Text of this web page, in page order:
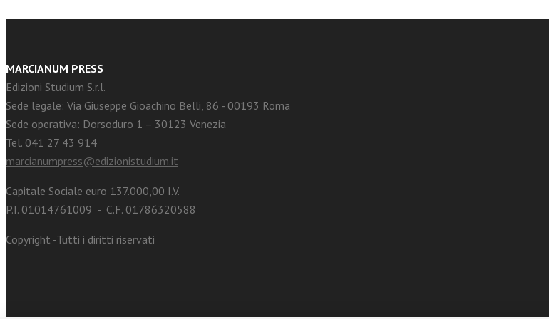
MARCIANUM PRESS
Edizioni Studium S.r.l.
Sede legale: Via Giuseppe Gioachino Belli, 86 - 00193 Roma
Sede operativa: Dorsoduro 1 – 30123 Venezia
Tel. 041 27 43 914
marcianumpress@edizionistudium.it
Capitale Sociale euro 137.000,00 I.V.
P.I. 01014761009 - C.F. 01786320588
Copyright -Tutti i diritti riservati